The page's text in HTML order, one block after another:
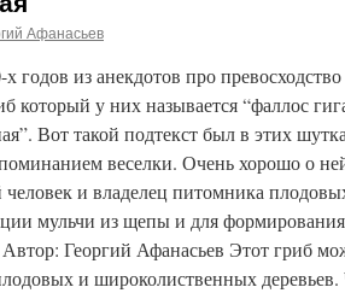
Афанасьев
годов из анекдотов про
который у них называется “фаллос
Вот такой подтекст был в этих
веселки. Очень хорошо о
и владелец питомника
мульчи из щепы и для
Георгий Афанасьев Этот гриб
и широколиственных деревьев.